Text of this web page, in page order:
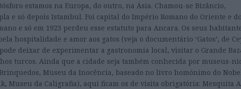
estamos na Europa, do outro, na Ásia. Chamou-se Bizâncio,
e só depois Istambul. Foi capital do Império Romano do Oriente e do
e só em 1923 perdeu esse estatuto para Ancara. Os seus
hospitalidade e amor aos gatos (veja o documentário ‘Gatos’, de
deixar de experimentar a gastronomia local, visitar o Grande
turcos. Ainda que a cidade seja também conhecida por museus-
Museu da Inocência, baseado no livro homónimo do
Museu da Caligrafia), aqui ficam os de visita obrigatória: Mesquita